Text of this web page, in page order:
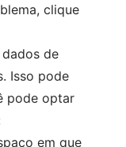
clique
de
Isso pode
pode optar
em que